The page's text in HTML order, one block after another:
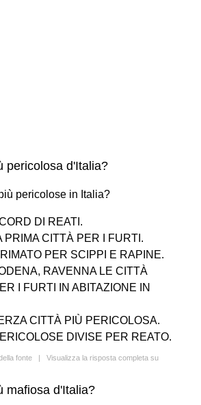
pericolosa d'Italia?
pericolose in Italia?
DI REATI.
PRIMA CITTÀ PER I FURTI.
PER SCIPPI E RAPINE.
RAVENNA LE CITTÀ
I FURTI IN ABITAZIONE IN
CITTÀ PIÙ PERICOLOSA.
DIVISE PER REATO.
fonte | Visualizza la risposta completa su
mafiosa d'Italia?